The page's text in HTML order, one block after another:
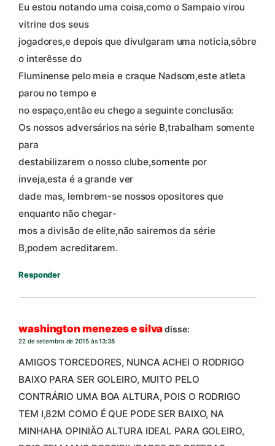
Eu estou notando uma coisa,como o Sampaio virou
vitrine dos seus
jogadores,e depois que divulgaram uma noticia,sôbre
o interêsse do
Fluminense pelo meia e craque Nadsom,este atleta
parou no tempo e
no espaço,então eu chego a seguinte conclusão:
Os nossos adversários na série B,trabalham somente
para
destabilizarem o nosso clube,somente por
inveja,esta é a grande ver
dade mas, lembrem-se nossos opositores que
enquanto não chegar-
mos a divisão de elite,não sairemos da série
B,podem acreditarem.
Responder
washington menezes e silvadisse:
22 de setembro de 2015 às 13:38
AMIGOS TORCEDORES, NUNCA ACHEI O RODRIGO
BAIXO PARA SER GOLEIRO, MUITO PELO
CONTRÁRIO UMA BOA ALTURA, POIS O RODRIGO
TEM I,82M COMO É QUE PODE SER BAIXO, NA
MINHAHA OPINIÃO ALTURA IDEAL PARA GOLEIRO,